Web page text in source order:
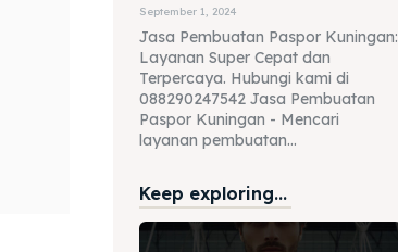
September 1, 2024
Jasa Pembuatan Paspor Kuningan:
Layanan Super Cepat dan
Terpercaya. Hubungi kami di
088290247542 Jasa Pembuatan
Paspor Kuningan - Mencari
layanan pembuatan...
Keep exploring...